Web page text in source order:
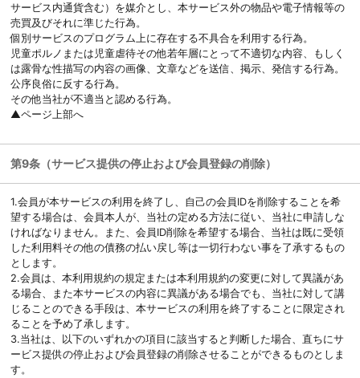
サービス内通貨含む）を媒介とし、本サービス外の物品や電子情報等の
売買及びそれに準じた行為。
個別サービスのプログラム上に存在する不具合を利用する行為。
児童ポルノまたは児童虐待その他若年層にとって不適切な内容、もしく
は露骨な性描写の内容の画像、文章などを送信、掲示、発信する行為。
公序良俗に反する行為。
その他当社が不適当と認める行為。
▲ページ上部へ
第9条（サービス提供の停止および会員登録の削除）
1.会員が本サービスの利用を終了し、自己の会員IDを削除することを希
望する場合は、会員本人が、当社の定める方法に従い、当社に申請しな
ければなりません。また、会員ID削除を希望する場合、当社は既に受領
した利用料その他の債務の払い戻し等は一切行わない事を了承するもの
とします。
2.会員は、本利用規約の規定または本利用規約の変更に対して異議があ
る場合、また本サービスの内容に異議がある場合でも、当社に対して講
じることのできる手段は、本サービスの利用を終了することに限定され
ることを予め了承します。
3.当社は、以下のいずれかの項目に該当すると判断した場合、直ちにサ
ービス提供の停止および会員登録の削除させることができるものとしま
す。